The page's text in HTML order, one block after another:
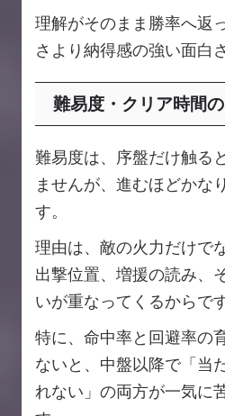
理解がそのまま勝率へ返
さより納得感の強い面白
難易度・クリア時間
難易度は、序盤だけ触る
ませんが、進むほどかな
す。
理由は、敵の火力だけで
出撃位置、増援の読み、
いが重なってくるからです
特に、命中率と回避率の
ないと、中盤以降で「当
れない」の両方が一気に